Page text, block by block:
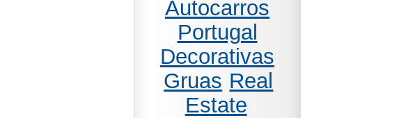
Autocarros
Portugal
Decorativas
Gruas Real
Estate